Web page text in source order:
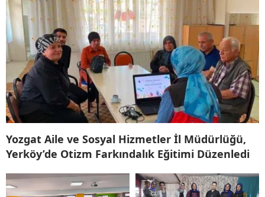
Yozgat Aile ve Sosyal Hizmetler İl Müdürlüğü,
Yerköy’de Otizm Farkındalık Eğitimi Düzenledi